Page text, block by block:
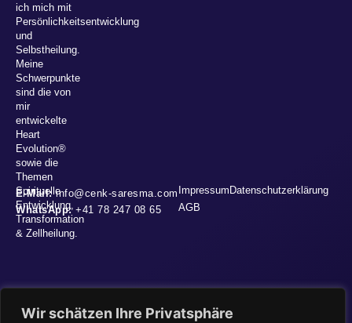
Wir schätzen Ihre Privatsphäre
ich mich mit
Persönlichkeitsentwicklung
und
Selbstheilung.
Meine
Schwerpunkte
sind die von
mir
entwickelte
Heart
Evolution®
sowie die
Themen
Spirituelle
Entwicklung,
Transformation
& Zellheilung.
E-Mail:info@cenk-saresma.com
WhatsApp:+41 78 247 08 65
Impressum Datenschutzerklärung
AGB